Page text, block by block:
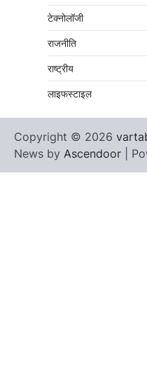
टेक्नोलॉजी
राजनीति
राष्ट्रीय
लाइफस्टाइल
Copyright © 2026
News by Ascendoor |